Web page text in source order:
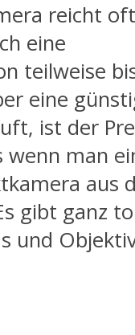
reicht
eine
teilweise
eine
ist der
wenn man
aus
gibt ganz
und